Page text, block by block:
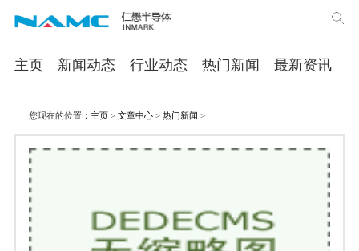
主页 新闻动态 行业动态 热门新闻 最新资讯
您现在的位置：主页 >文章中心 >热门新闻 >